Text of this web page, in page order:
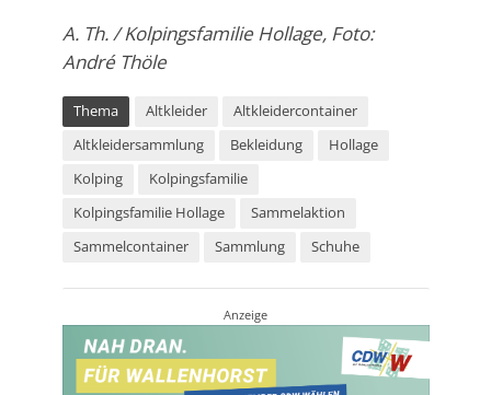
A. Th. / Kolpingsfamilie Hollage, Foto:
André Thöle
Thema Altkleider
Altkleidercontainer
Altkleidersammlung
Bekleidung
Hollage
Kolping
Kolpingsfamilie
Kolpingsfamilie Hollage
Sammelaktion
Sammelcontainer
Sammlung Schuhe
Anzeige